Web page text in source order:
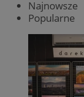
Najnowsze
Popularne